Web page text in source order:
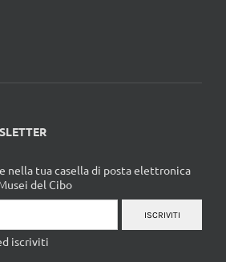
nella tua casella di posta elettronica
del Cibo
ISCRIVITI
iscriviti